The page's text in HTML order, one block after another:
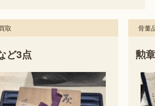
取
ど3点
骨董
勲